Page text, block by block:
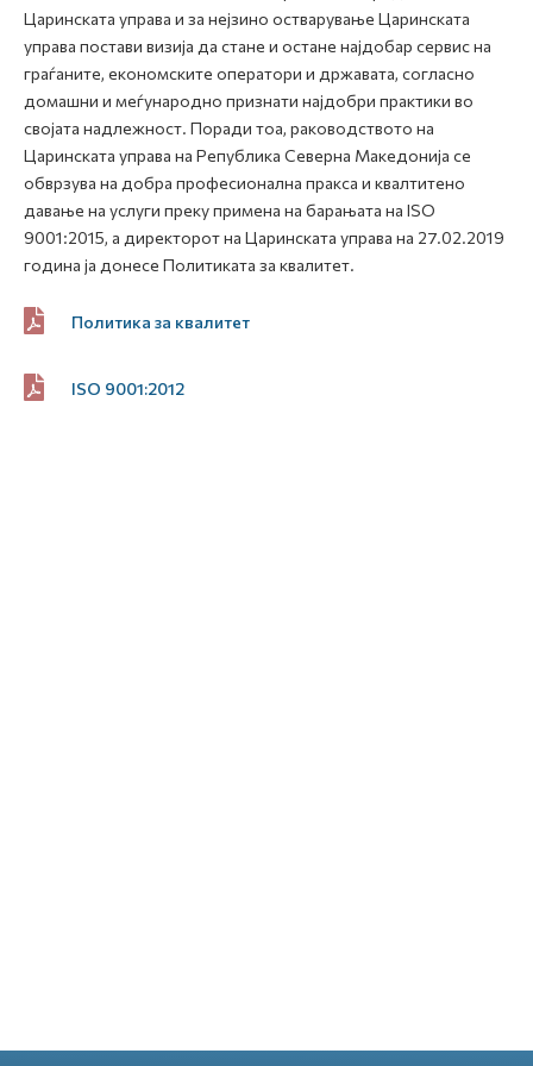
Царинската управа и за нејзино остварување Царинската
управа постави визија да стане и остане најдобар сервис на
граѓаните, економските оператори и државата, согласно
домашни и меѓународно признати најдобри практики во
својата надлежност. Поради тоа, раководството на
Царинската управа на Република Северна Македонија се
обврзува на добра професионална пракса и квалтитено
давање на услуги преку примена на барањата на ISO
9001:2015, а директорот на Царинската управа на 27.02.2019
година ја донесе Политиката за квалитет.
Политика за квалитет
ISO 9001:2012